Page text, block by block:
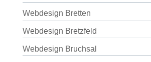
Webdesign Bretten
Webdesign Bretzfeld
Webdesign Bruchsal